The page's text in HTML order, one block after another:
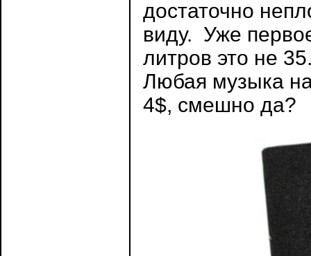
достаточно
виду. Уже
литров это не
Любая музыка на
4$, смешно да?